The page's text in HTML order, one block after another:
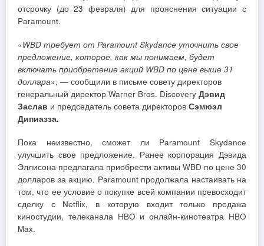
отсрочку (до 23 февраля) для прояснения ситуации с
Paramount.
«WBD требует от Paramount Skydance уточнить свое
предложение, которое, как мы понимаем, будет
включать приобретение акций WBD по цене выше 31
доллара», — сообщили в письме совету директоров
генеральный директор Warner Bros. Discovery Дэвид
Заслав и председатель совета директоров Сэмюэл
Дипиазза.
Пока неизвестно, сможет ли Paramount Skydance
улучшить свое предложение. Ранее корпорация Дэвида
Эллисона предлагала приобрести активы WBD по цене 30
долларов за акцию. Paramount продолжала настаивать на
том, что ее условие о покупке всей компании превосходит
сделку с Netflix, в которую входит только продажа
киностудии, телеканала HBO и онлайн-кинотеатра HBO
Max.